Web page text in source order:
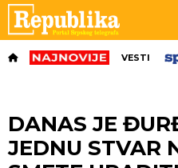
VESTI
DANAS JE
JEDNU STVAR